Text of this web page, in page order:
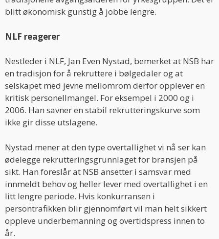
blitt økonomisk gunstig å jobbe lengre.
NLF reagerer
Nestleder i NLF, Jan Even Nystad, bemerket at NSB har
en tradisjon for å rekruttere i bølgedaler og at
selskapet med jevne mellomrom derfor opplever en
kritisk personellmangel. For eksempel i 2000 og i
2006. Han savner en stabil rekrutteringskurve som
ikke gir disse utslagene.
Nystad mener at den type overtallighet vi nå ser kan
ødelegge rekrutteringsgrunnlaget for bransjen på
sikt. Han foreslår at NSB ansetter i samsvar med
innmeldt behov og heller lever med overtallighet i en
litt lengre periode. Hvis konkurransen i
persontrafikken blir gjennomført vil man helt sikkert
oppleve underbemanning og overtidspress innen to
år.